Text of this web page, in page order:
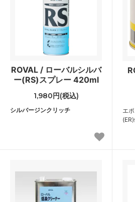
ROVAL / ローバルシルバ
ー(RS)スプレー 420ml
1,980円(税込)
シルバージンクリッチ
エ